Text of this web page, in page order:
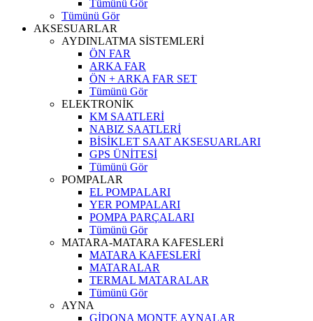
Tümünü Gör
Tümünü Gör
AKSESUARLAR
AYDINLATMA SİSTEMLERİ
ÖN FAR
ARKA FAR
ÖN + ARKA FAR SET
Tümünü Gör
ELEKTRONİK
KM SAATLERİ
NABIZ SAATLERİ
BİSİKLET SAAT AKSESUARLARI
GPS ÜNİTESİ
Tümünü Gör
POMPALAR
EL POMPALARI
YER POMPALARI
POMPA PARÇALARI
Tümünü Gör
MATARA-MATARA KAFESLERİ
MATARA KAFESLERİ
MATARALAR
TERMAL MATARALAR
Tümünü Gör
AYNA
GİDONA MONTE AYNALAR